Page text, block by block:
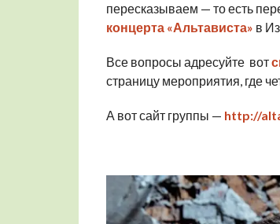
пересказываем — то есть
концерта «Альтависта» в
Все вопросы адресуйте вот
страницу мероприятия, где
А вот сайт группы — http://